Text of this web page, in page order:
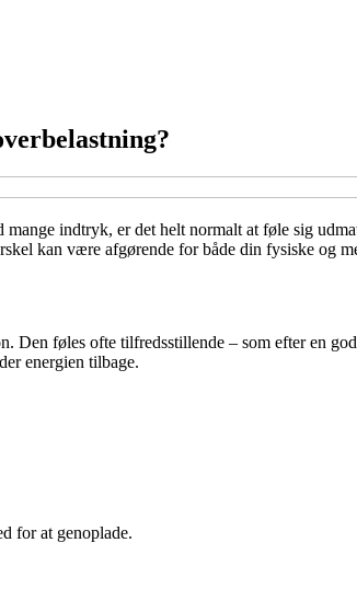
indtryk, er det helt normalt at føle sig
kan være afgørende for både din fysiske og
føles ofte tilfredsstillende – som efter en
energien tilbage.
for at genoplade.